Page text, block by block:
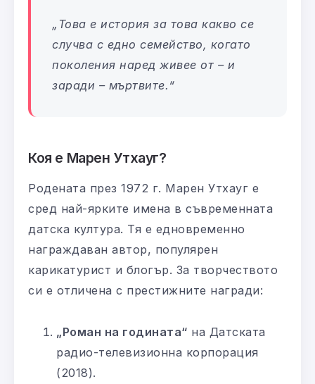
„Това е история за това какво се
случва с едно семейство, когато
поколения наред живее от – и
заради – мъртвите.“
Коя е Марен Утхауг?
Родената през 1972 г. Марен Утхауг е
сред най-ярките имена в съвременната
датска култура. Тя е едновременно
награждаван автор, популярен
карикатурист и блогър. За творчеството
си е отличена с престижните награди:
„Роман на годината“ на Датската
радио-телевизионна корпорация
(2018).